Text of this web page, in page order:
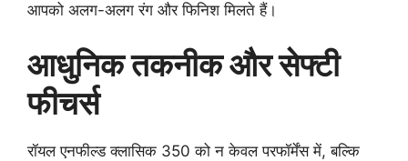
आपको अलग-अलग रंग और फिनिश मिलते हैं।
आधुनिक तकनीक और सेफ्टी
फीचर्स
रॉयल एनफील्ड क्लासिक 350 को न केवल परफॉर्मेंस में, बल्कि